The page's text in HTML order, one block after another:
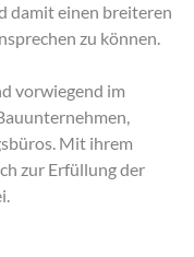
damit einen breiteren
zu können.
vorwiegend im
Mit ihrem
zur Erfüllung der